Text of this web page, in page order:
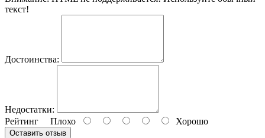
текст!
Достоинства:
Недостатки:
Рейтинг Плохо Хорошо
Оставить отзыв